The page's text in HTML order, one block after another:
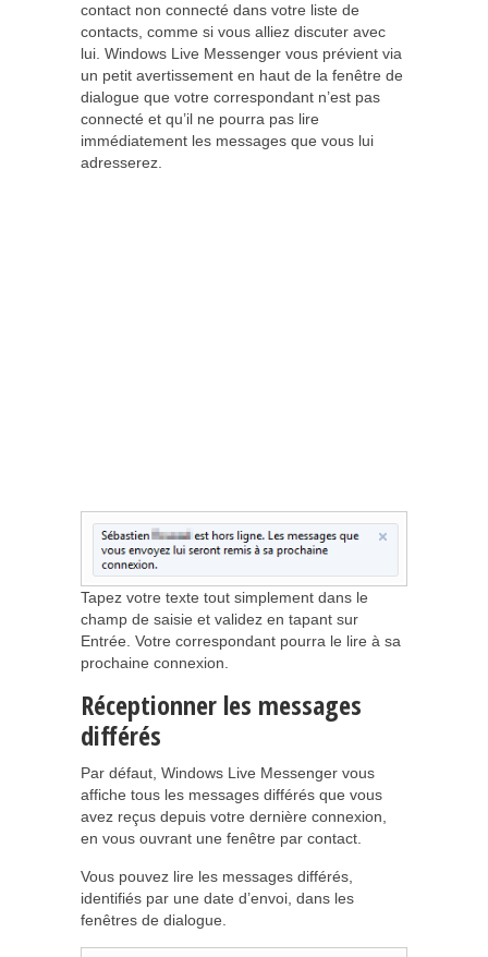
contact non connecté dans votre liste de
contacts, comme si vous alliez discuter avec
lui. Windows Live Messenger vous prévient via
un petit avertissement en haut de la fenêtre de
dialogue que votre correspondant n’est pas
connecté et qu’il ne pourra pas lire
immédiatement les messages que vous lui
adresserez.
Tapez votre texte tout simplement dans le
champ de saisie et validez en tapant sur
Entrée. Votre correspondant pourra le lire à sa
prochaine connexion.
Réceptionner les messages
différés
Par défaut, Windows Live Messenger vous
affiche tous les messages différés que vous
avez reçus depuis votre dernière connexion,
en vous ouvrant une fenêtre par contact.
Vous pouvez lire les messages différés,
identifiés par une date d’envoi, dans les
fenêtres de dialogue.